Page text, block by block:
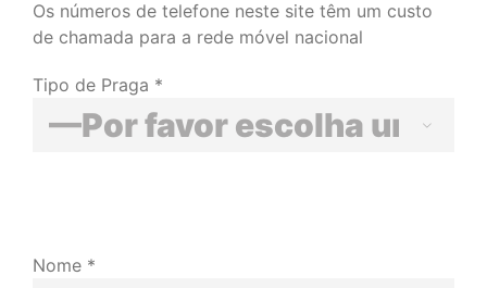
Os números de telefone neste site têm um custo
de chamada para a rede móvel nacional
Tipo de Praga *

Nome *